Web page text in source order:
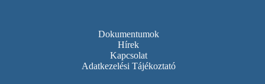
Dokumentumok
Hírek
Kapcsolat
Adatkezelési Tájékoztató